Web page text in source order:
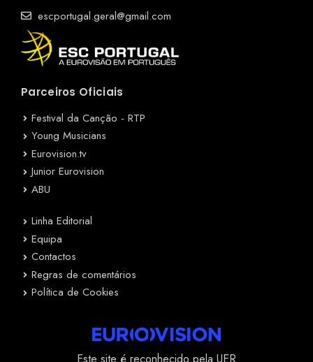
escportugal.geral@gmail.com
Parceiros Oficiais
Festival da Canção - RTP
Young Musicians
Eurovision.tv
Junior Eurovision
ABU
Linha Editorial
Equipa
Contactos
Regras de comentários
Política de Cookies
Este site é reconhecido pela UER